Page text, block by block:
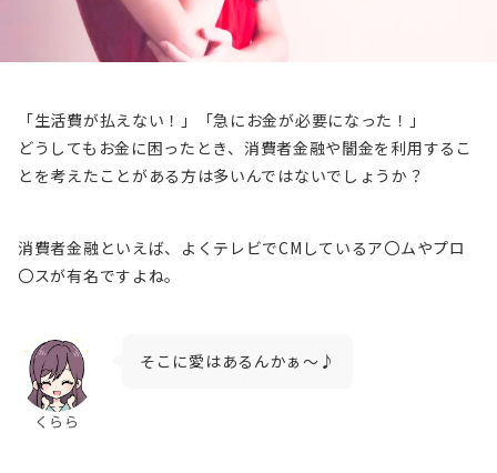
「生活費が払えない！」「急にお金が必要になった！」
どうしてもお金に困ったとき、 消費者金融や闇金を利用するこ
とを考えたことがある方は多いんではないでしょうか？
消費者金融 といえば、よくテレビでCMしているア〇ムやプロ
〇スが有名ですよね。
くらら
そこに愛はあるんかぁ～♪